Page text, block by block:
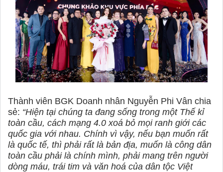
Thành viên BGK Doanh nhân Nguyễn Phi Vân chia
sẻ: “Hiện tại chúng ta đang sống trong một Thế kỉ
toàn cầu, cách mạng 4.0 xoá bỏ mọi ranh giới các
quốc gia với nhau. Chính vì vậy, nếu bạn muốn rất
là quốc tế, thì phải rất là bản địa, muốn là công dân
toàn cầu phải là chính mình, phải mang trên người
dòng máu, trái tim và văn hoá của dân tộc Việt